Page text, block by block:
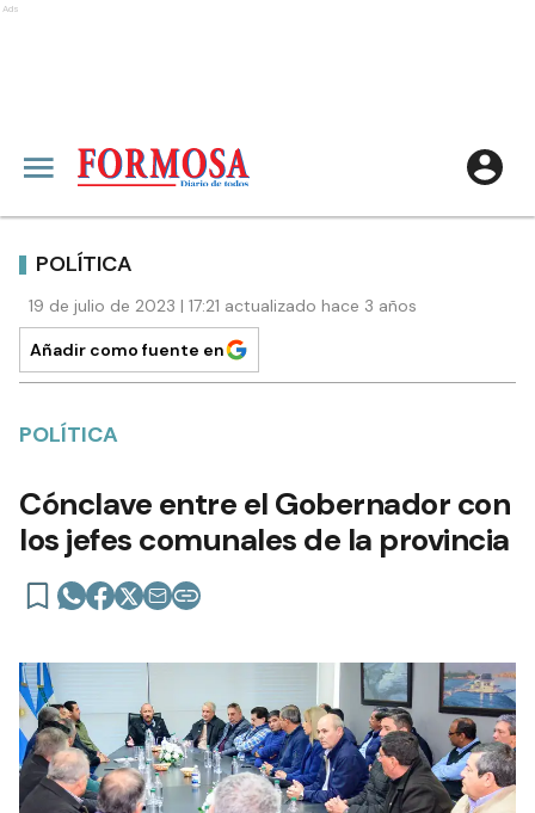
Ads
POLÍTICA
19 de julio de 2023 | 17:21 actualizado hace 3 años
Añadir como fuente en
POLÍTICA
Cónclave entre el Gobernador con
los jefes comunales de la provincia